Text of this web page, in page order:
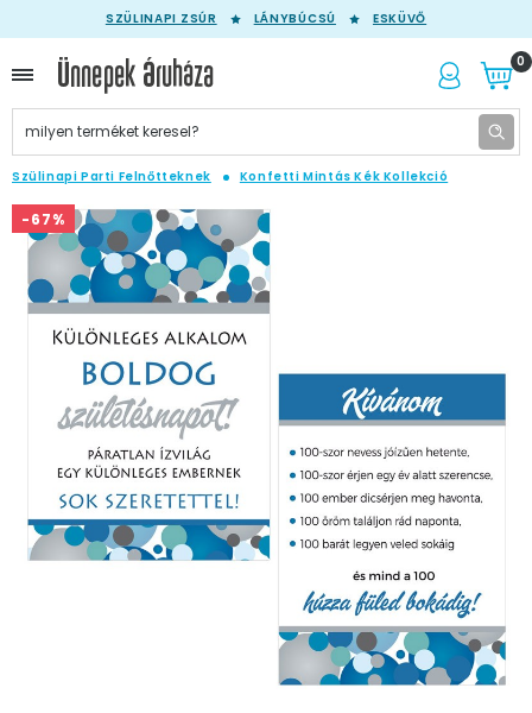
SZÜLINAPI ZSÚR LÁNYBÚCSÚ ESKÜVŐ
0
Szülinapi Parti Felnőtteknek Konfetti Mintás Kék Kollekció
-67%